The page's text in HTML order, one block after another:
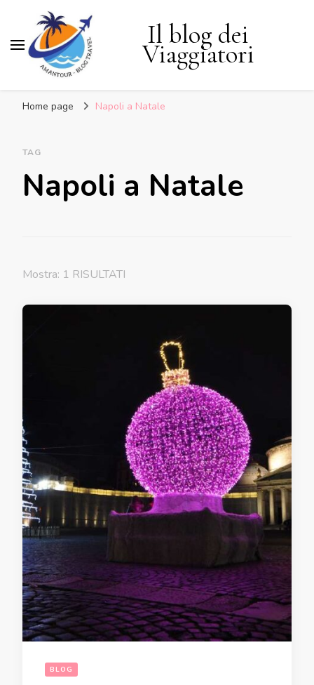
Il blog dei
Viaggiatori
Home page Napoli a Natale
TAG
Napoli a Natale
Mostra: 1 RISULTATI
BLOG